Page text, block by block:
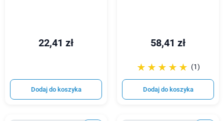
22,41 zł
Dodaj do koszyka
58,41 zł
☆☆☆☆☆
★★★★★ (1)
Dodaj do koszyka